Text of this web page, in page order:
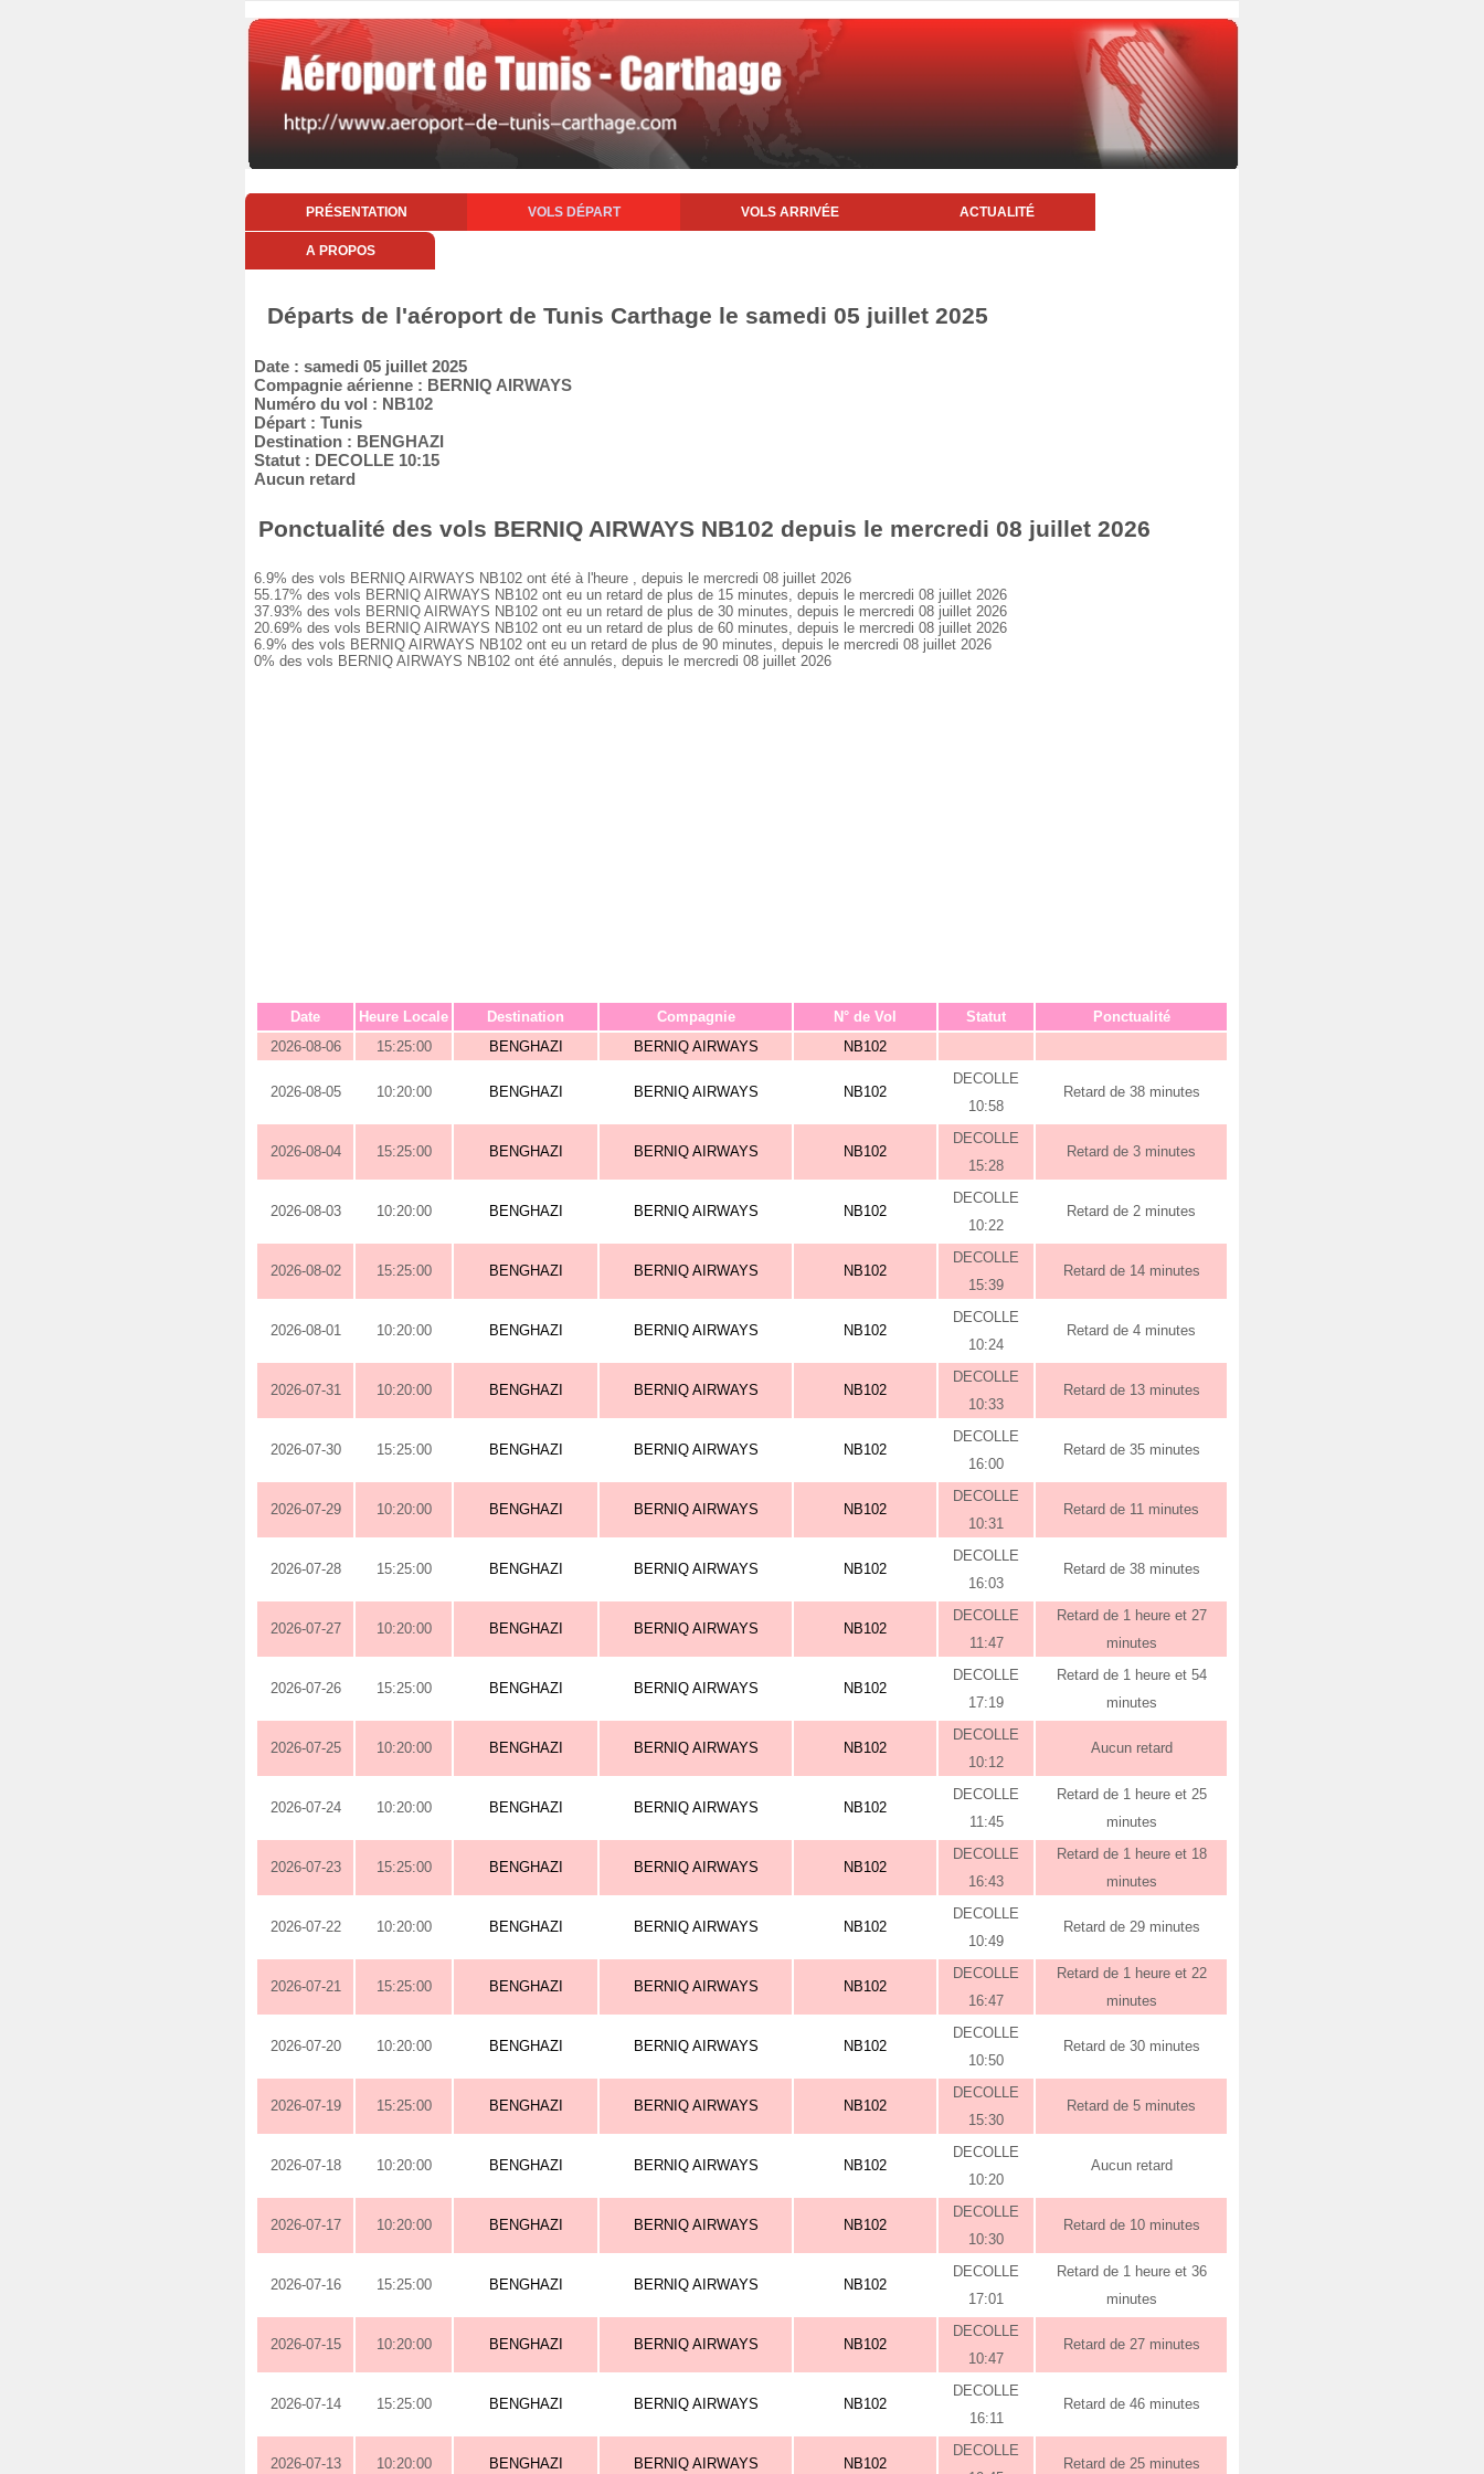
PRÉSENTATION VOLS DÉPART VOLS ARRIVÉE ACTUALITÉ
A PROPOS
Départs de l'aéroport de Tunis Carthage le samedi 05 juillet 2025
Date : samedi 05 juillet 2025
Compagnie aérienne : BERNIQ AIRWAYS
Numéro du vol : NB102
Départ : Tunis
Destination : BENGHAZI
Statut : DECOLLE 10:15
Aucun retard
Ponctualité des vols BERNIQ AIRWAYS NB102 depuis le mercredi 08 juillet 2026
6.9% des vols BERNIQ AIRWAYS NB102 ont été à l'heure , depuis le mercredi 08 juillet 2026
55.17% des vols BERNIQ AIRWAYS NB102 ont eu un retard de plus de 15 minutes, depuis le mercredi 08 juillet 2026
37.93% des vols BERNIQ AIRWAYS NB102 ont eu un retard de plus de 30 minutes, depuis le mercredi 08 juillet 2026
20.69% des vols BERNIQ AIRWAYS NB102 ont eu un retard de plus de 60 minutes, depuis le mercredi 08 juillet 2026
6.9% des vols BERNIQ AIRWAYS NB102 ont eu un retard de plus de 90 minutes, depuis le mercredi 08 juillet 2026
0% des vols BERNIQ AIRWAYS NB102 ont été annulés, depuis le mercredi 08 juillet 2026
Date Heure Locale Destination Compagnie N° de Vol Statut
Ponctualité
2026-08-06
15:25:00 BENGHAZI BERNIQ AIRWAYS NB102
2026-08-05 10:20:00 BENGHAZI BERNIQ AIRWAYS NB102
DECOLLE
10:58
Retard de 38 minutes
2026-08-04 15:25:00 BENGHAZI BERNIQ AIRWAYS NB102
DECOLLE
15:28
Retard de 3 minutes
2026-08-03 10:20:00 BENGHAZI BERNIQ AIRWAYS NB102
DECOLLE
10:22
Retard de 2 minutes
2026-08-02 15:25:00 BENGHAZI BERNIQ AIRWAYS NB102
DECOLLE
15:39
Retard de 14 minutes
2026-08-01 10:20:00 BENGHAZI BERNIQ AIRWAYS NB102
DECOLLE
10:24
Retard de 4 minutes
2026-07-31 10:20:00 BENGHAZI BERNIQ AIRWAYS NB102
DECOLLE
10:33
Retard de 13 minutes
2026-07-30 15:25:00 BENGHAZI BERNIQ AIRWAYS NB102
DECOLLE
16:00
Retard de 35 minutes
2026-07-29 10:20:00 BENGHAZI BERNIQ AIRWAYS NB102
DECOLLE
10:31
Retard de 11 minutes
2026-07-28 15:25:00 BENGHAZI BERNIQ AIRWAYS NB102
DECOLLE
16:03
Retard de 38 minutes
2026-07-27 10:20:00 BENGHAZI BERNIQ AIRWAYS NB102
DECOLLE
11:47
Retard de 1 heure et 27
minutes
2026-07-26 15:25:00 BENGHAZI BERNIQ AIRWAYS NB102
DECOLLE
17:19
Retard de 1 heure et 54
minutes
2026-07-25 10:20:00 BENGHAZI BERNIQ AIRWAYS NB102
DECOLLE
10:12
Aucun retard
2026-07-24 10:20:00 BENGHAZI BERNIQ AIRWAYS NB102
DECOLLE
11:45
Retard de 1 heure et 25
minutes
2026-07-23 15:25:00 BENGHAZI BERNIQ AIRWAYS NB102
DECOLLE
16:43
Retard de 1 heure et 18
minutes
2026-07-22 10:20:00 BENGHAZI BERNIQ AIRWAYS NB102
DECOLLE
10:49
Retard de 29 minutes
2026-07-21 15:25:00 BENGHAZI BERNIQ AIRWAYS NB102
DECOLLE
16:47
Retard de 1 heure et 22
minutes
2026-07-20 10:20:00 BENGHAZI BERNIQ AIRWAYS NB102
DECOLLE
10:50
Retard de 30 minutes
2026-07-19 15:25:00 BENGHAZI BERNIQ AIRWAYS NB102
DECOLLE
15:30
Retard de 5 minutes
2026-07-18 10:20:00 BENGHAZI BERNIQ AIRWAYS NB102
DECOLLE
10:20
Aucun retard
2026-07-17 10:20:00 BENGHAZI BERNIQ AIRWAYS NB102
DECOLLE
10:30
Retard de 10 minutes
2026-07-16 15:25:00 BENGHAZI BERNIQ AIRWAYS NB102
DECOLLE
17:01
Retard de 1 heure et 36
minutes
2026-07-15 10:20:00 BENGHAZI BERNIQ AIRWAYS NB102
DECOLLE
10:47
Retard de 27 minutes
2026-07-14 15:25:00 BENGHAZI BERNIQ AIRWAYS NB102
DECOLLE
16:11
Retard de 46 minutes
2026-07-13 10:20:00 BENGHAZI BERNIQ AIRWAYS NB102
DECOLLE
Retard de 25 minutes